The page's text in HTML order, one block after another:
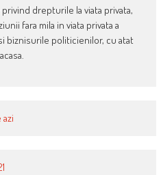
drepturile la viata privata,
fara mila in viata privata a
biznisurile politicienilor, cu atat